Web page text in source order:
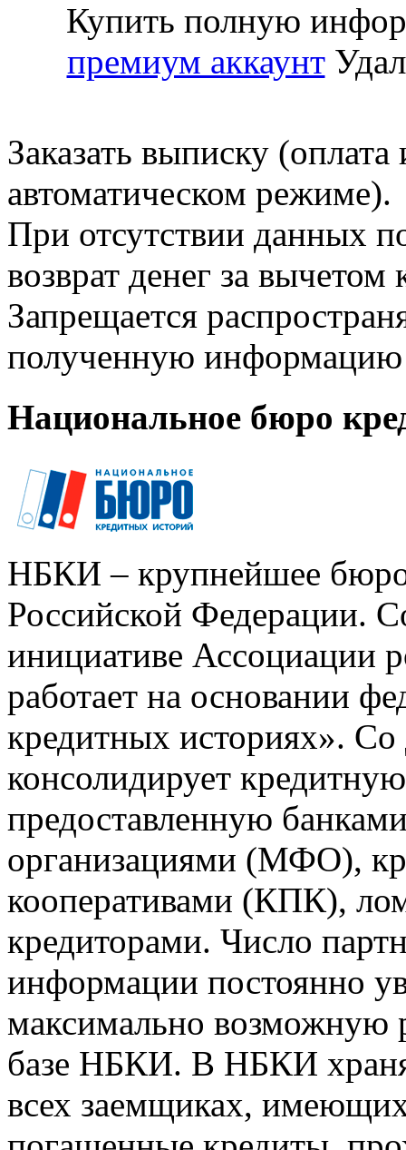
Купить полную
премиум аккаунт
Заказать выписку
автоматическом режиме).
При отсутствии данных
возврат денег за
Запрещается
полученную информацию
Национальное бюро
НБКИ – крупнейшее
Российской Федерации.
инициативе Ассоциации
работает на основании
кредитных историях».
консолидирует
предоставленную
организациями (МФО),
кооперативами (КПК),
кредиторами. Число
информации постоянно
максимально возможную
базе НБКИ. В НБКИ
всех заемщиках,